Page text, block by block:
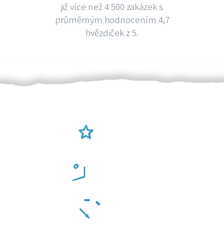
již více než 4 500 zakázek s
průměrným hodnocením 4,7
hvězdiček z 5.